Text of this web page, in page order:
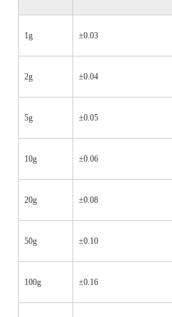
1g ±0.03
2g ±0.04
5g ±0.05
10g ±0.06
20g ±0.08
50g ±0.10
100g ±0.16